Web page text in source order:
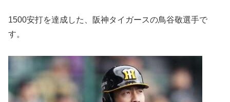
1500安打を達成した、阪神タイガースの鳥谷敬選手で
す。